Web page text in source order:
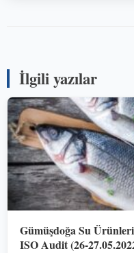
İlgili yazılar
Gümüşdoğa Su
ISO Audit (26-